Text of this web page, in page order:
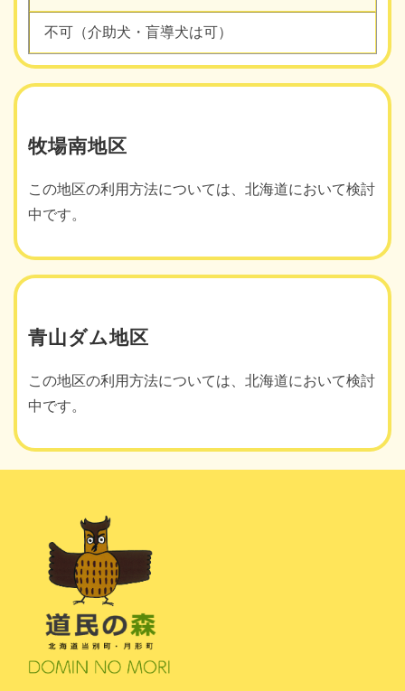
不可（介助犬・盲導犬は可）
牧場南地区
この地区の利用方法については、北海道において検討
中です。
青山ダム地区
この地区の利用方法については、北海道において検討
中です。